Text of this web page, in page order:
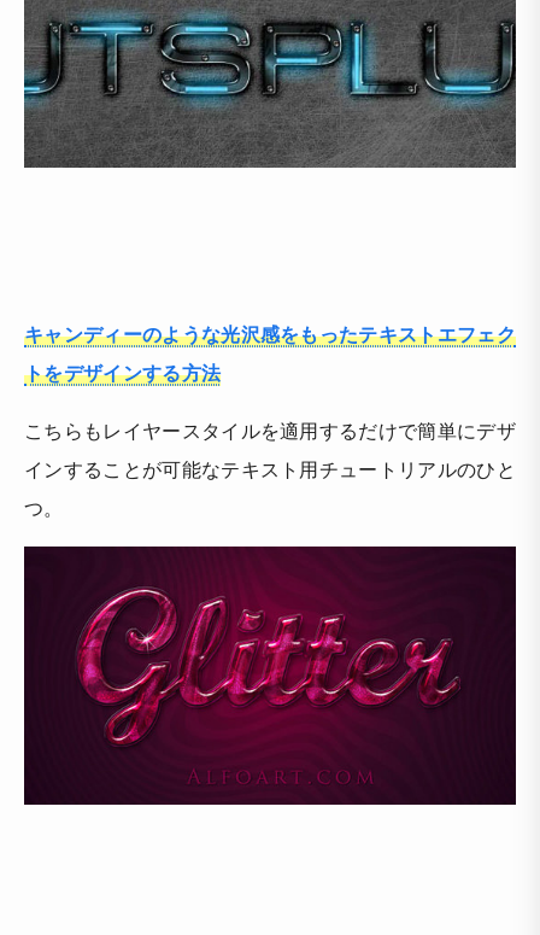
キャンディーのような光沢感をもったテキストエフェク
トをデザインする方法
こちらもレイヤースタイルを適用するだけで簡単にデザ
インすることが可能なテキスト用チュートリアルのひと
つ。